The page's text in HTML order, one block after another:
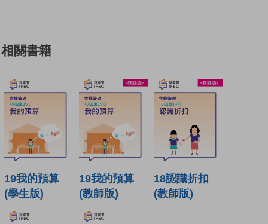
相關書籍
19我的預算
(學生版)
19我的預算
(教師版)
18認識折扣
(教師版)